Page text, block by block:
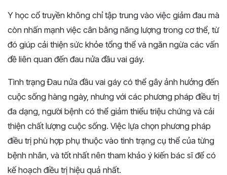
Y học cổ truyền không chỉ tập trung vào việc giảm đau mà
còn nhấn mạnh việc cân bằng năng lượng trong cơ thể, từ
đó giúp cải thiện sức khỏe tổng thể và ngăn ngừa các vấn
đề liên quan đến đau nửa đầu vai gáy.
Tình trạng Đau nửa đầu vai gáy có thể gây ảnh hưởng đến
cuộc sống hàng ngày, nhưng với các phương pháp điều trị
đa dạng, người bệnh có thể giảm thiểu triệu chứng và cải
thiện chất lượng cuộc sống. Việc lựa chọn phương pháp
điều trị phù hợp phụ thuộc vào tình trạng cụ thể của từng
bệnh nhân, và tốt nhất nên tham khảo ý kiến bác sĩ để có
kế hoạch điều trị hiệu quả nhất.